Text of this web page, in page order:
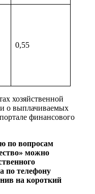
0,55
хозяйственной
о выплачиваемых
финансового
по вопросам
можно
по телефону
на короткий